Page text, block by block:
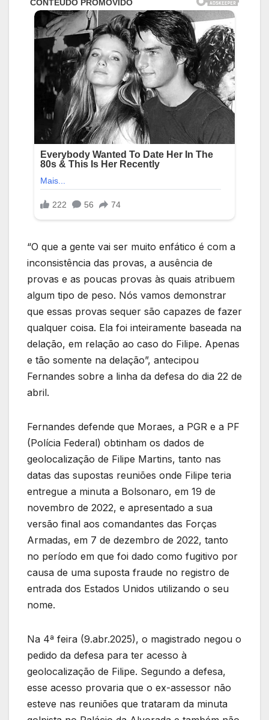
“O que a gente vai ser muito enfático é com a
inconsistência das provas, a ausência de
provas e as poucas provas às quais atribuem
algum tipo de peso. Nós vamos demonstrar
que essas provas sequer são capazes de fazer
qualquer coisa. Ela foi inteiramente baseada na
delação, em relação ao caso do Filipe. Apenas
e tão somente na delação”, antecipou
Fernandes sobre a linha da defesa do dia 22 de
abril.
Fernandes defende que Moraes, a PGR e a PF
(Polícia Federal) obtinham os dados de
geolocalização de Filipe Martins, tanto nas
datas das supostas reuniões onde Filipe teria
entregue a minuta a Bolsonaro, em 19 de
novembro de 2022, e apresentado a sua
versão final aos comandantes das Forças
Armadas, em 7 de dezembro de 2022, tanto
no período em que foi dado como fugitivo por
causa de uma suposta fraude no registro de
entrada dos Estados Unidos utilizando o seu
nome.
Na 4ª feira (9.abr.2025), o magistrado negou o
pedido da defesa para ter acesso à
geolocalização de Filipe. Segundo a defesa,
esse acesso provaria que o ex-assessor não
esteve nas reuniões que trataram da minuta